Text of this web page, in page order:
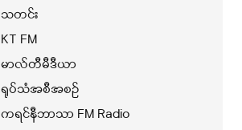
သတင်း
KT FM
မာလ်တီမီဒီယာ
ရုပ်သံအစီအစဉ်
ကရင်နီဘာသာ FM Radio